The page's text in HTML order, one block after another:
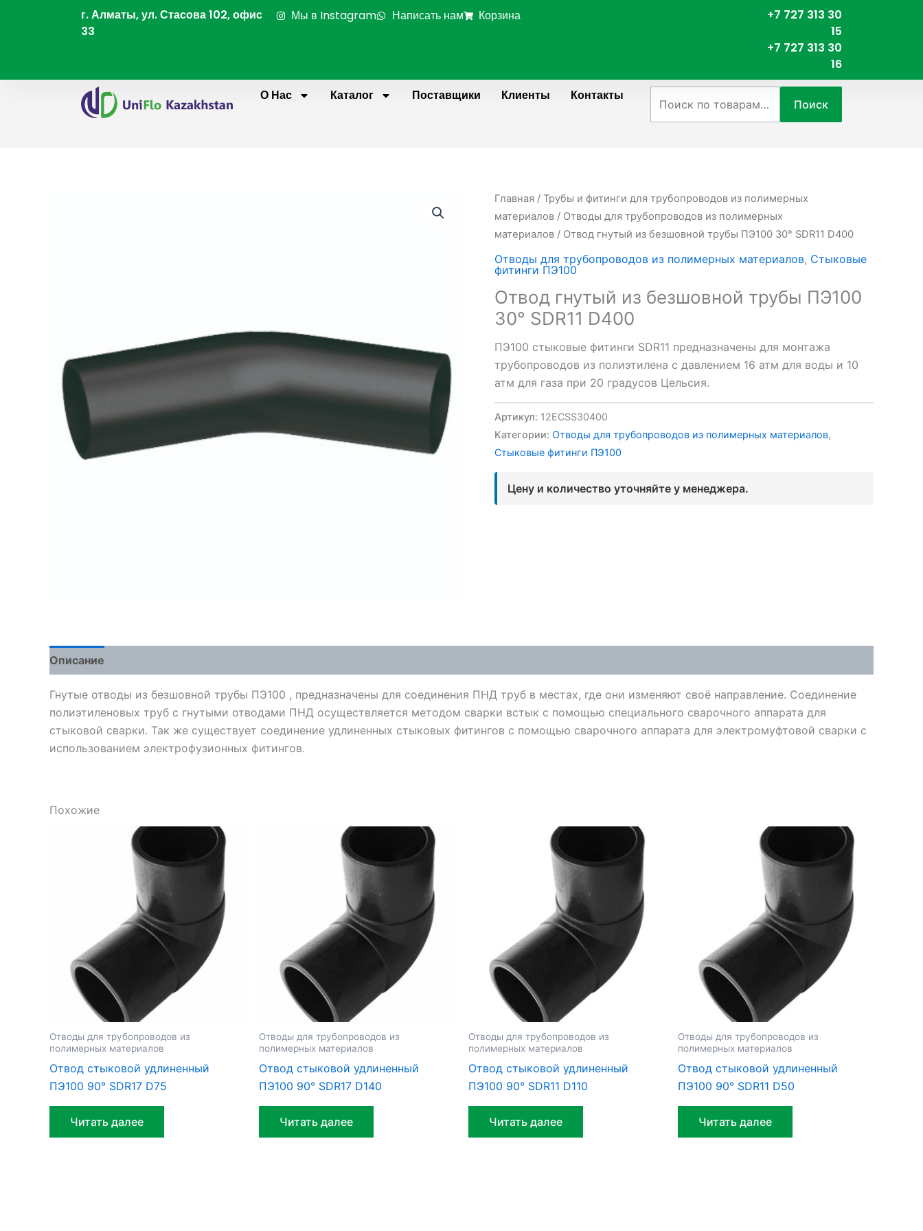
г. Алматы, ул. Стасова 102, офис
33
Мы в Instagram Написать нам Корзина
+7 727 313 30
15
+7 727 313 30
16
О Нас
Каталог Поставщики Клиенты Контакты
Поиск
Главная / Трубы и фитинги для трубопроводов из полимерных
материалов / Отводы для трубопроводов из полимерных
материалов / Отвод гнутый из безшовной трубы ПЭ100 30° SDR11 D400
Отводы для трубопроводов из полимерных материалов, Стыковые
фитинги ПЭ100
Отвод гнутый из безшовной трубы ПЭ100
30° SDR11 D400
ПЭ100 стыковые фитинги SDR11 предназначены для монтажа
трубопроводов из полиэтилена с давлением 16 атм для воды и 10
атм для газа при 20 градусов Цельсия.
Артикул: 12ECSS30400
Категории: Отводы для трубопроводов из полимерных материалов,
Стыковые фитинги ПЭ100
Цену и количество уточняйте у менеджера.
Описание
Гнутые отводы из безшовной трубы ПЭ100 , предназначены для соединения ПНД труб в местах, где они изменяют своё направление. Соединение
полиэтиленовых труб с гнутыми отводами ПНД осуществляется методом сварки встык с помощью специального сварочного аппарата для
стыковой сварки. Так же существует соединение удлиненных стыковых фитингов с помощью сварочного аппарата для электромуфтовой сварки с
использованием электрофузионных фитингов.
Похожие
Отводы для трубопроводов из
полимерных материалов
Отвод стыковой удлиненный
ПЭ100 90° SDR17 D75
Читать далее
Отводы для трубопроводов из
полимерных материалов
Отвод стыковой удлиненный
ПЭ100 90° SDR17 D140
Читать далее
Отводы для трубопроводов из
полимерных материалов
Отвод стыковой удлиненный
ПЭ100 90° SDR11 D110
Читать далее
Отводы для трубопроводов из
полимерных материалов
Отвод стыковой удлиненный
ПЭ100 90° SDR11 D50
Читать далее